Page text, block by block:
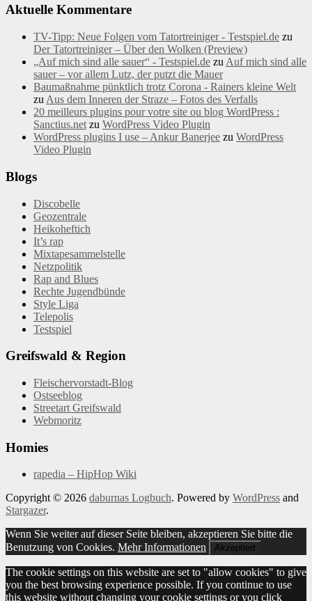
Aktuelle Kommentare
TV-Tipp: Neue Folgen vom Tatortreiniger - Testspiel.de zu
Der Tatortreiniger – Über den Wolken (Preview)
„Auf mich sind alle sauer“ - Testspiel.de zu Auf mich sind alle
sauer – vor allem Lutz, der putzt die Mauer
Baumaßnahme pünktlich trotz Corona - Rainers kleine Welt
zu Aus dem Inneren der Straze – Fotos des Verfalls
20 meilleurs plugins pour votre site ou blog WordPress :
Sanctius.net zu WordPress Video Plugin
WordPress plugins I use – Ankur Banerjee zu WordPress
Video Plugin
Blogs
Discobelle
Geozentrale
Heikoheftich
It’s rap
Mixtapesammelstelle
Netzpolitik
Rap and Blues
Rechte Jugendbünde
Style Liga
Telepolis
Testspiel
Greifswald & Region
Fleischervorstadt-Blog
Ostseeblog
Streetart Greifswald
Webmoritz
Homies
rapedia – HipHop Wiki
Copyright © 2026 daburnas Logbuch. Powered by WordPress and
Stargazer.
Wenn Sie weiter auf dieser Seite bleiben, akzeptieren Sie bitte die
Benutzung von Cookies. Mehr Informationen Akzeptiert
The cookie settings on this website are set to "allow cookies" to give
you the best browsing experience possible. If you continue to use
this website without changing your cookie settings or you click